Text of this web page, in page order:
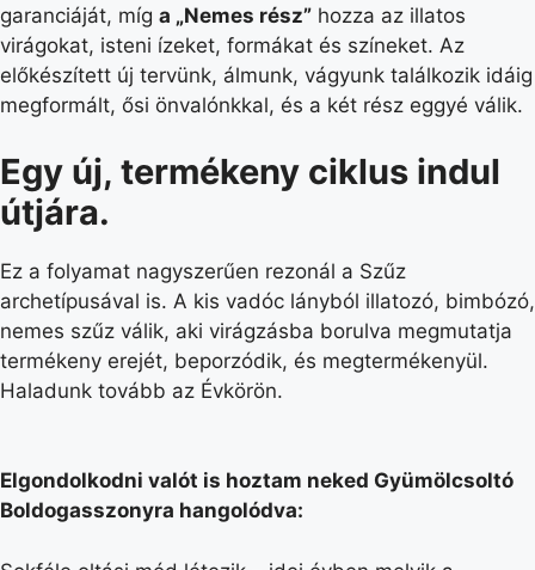
garanciáját, míg a „Nemes rész” hozza az illatos
virágokat, isteni ízeket, formákat és színeket. Az
előkészített új tervünk, álmunk, vágyunk találkozik idáig
megformált, ősi önvalónkkal, és a két rész eggyé válik.
Egy új, termékeny ciklus indul
útjára.
Ez a folyamat nagyszerűen rezonál a Szűz
archetípusával is. A kis vadóc lányból illatozó, bimbózó,
nemes szűz válik, aki virágzásba borulva megmutatja
termékeny erejét, beporzódik, és megtermékenyül.
Haladunk tovább az Évkörön.
Elgondolkodni valót is hoztam neked Gyümölcsoltó
Boldogasszonyra hangolódva: